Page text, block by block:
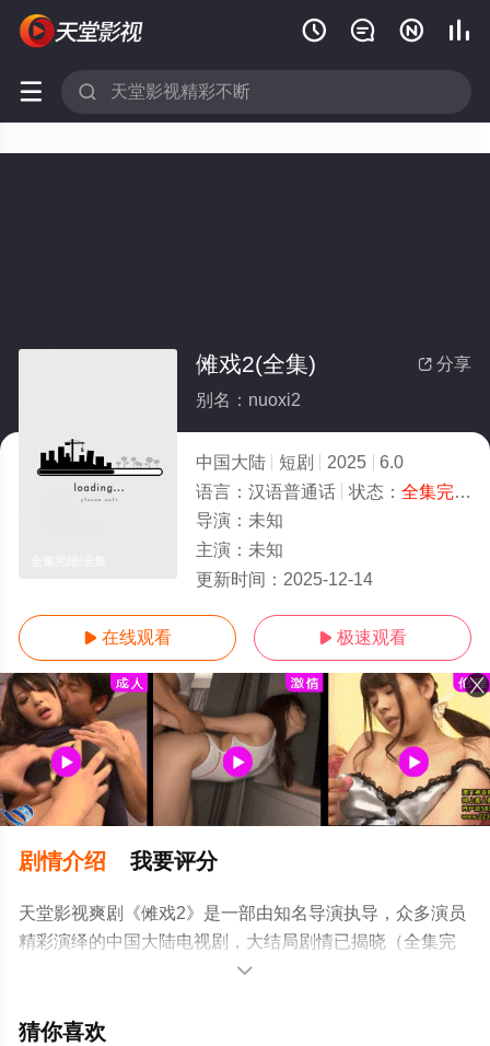
   
 
 分享
傩戏2(全集)
别名：nuoxi2
中国大陆 短剧 2025
6.0
语言： 汉语普通话 状态： 全集完结
导演： 未知
主演： 未知
更新时间： 2025-12-14
 在线观看  极速观看
剧情介绍 我要评分
天堂影视爽剧《傩戏2》是一部由知名导演执导，众多演员
精彩演绎的中国大陆电视剧，大结局剧情已揭晓（全集完
结），手机免费观看高清未删减完整版电视剧全集就上天
步至豆瓣电视剧、电视猫或剧情网等平台了解。

猜你喜欢